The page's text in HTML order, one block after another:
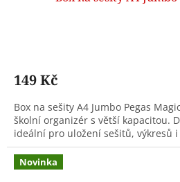
149 Kč
Box na sešity A4 Jumbo Pegas
školní organizér s větší kapacitou.
ideální pro uložení sešitů, výkresů
Novinka